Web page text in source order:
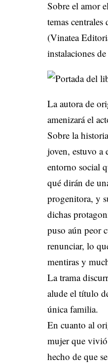
Sobre el amor
temas
(Vinatea
instalaciones
La autora de
amenizará el
Sobre la
joven, estuvo a
entorno social
qué dirán de
progenitora, y
dichas
puso aún peor
renunciar, lo
mentiras y
La trama
alude el título
única familia.
En cuanto al
mujer que
hecho de que